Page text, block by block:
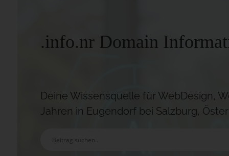
.info.nr Domain
Deine Wissensquelle für WebDesign,
Jahren in Eugendorf bei Salzburg,